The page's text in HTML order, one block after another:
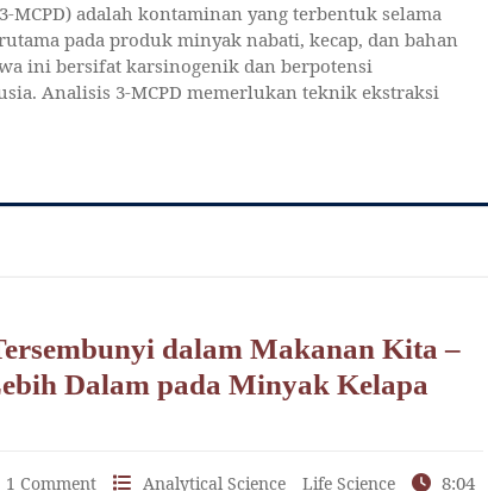
MCPD) adalah kontaminan yang terbentuk selama
pada produk minyak nabati, kecap, dan bahan
ini bersifat karsinogenik dan berpotensi
Analisis 3-MCPD memerlukan teknik ekstraksi
dalam Makanan Kita –
Dalam pada Minyak Kelapa
1 Comment Analytical Science Life Science
8:04